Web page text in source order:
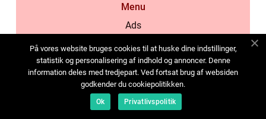
Menu
Ads
Cookies
Contact
Sitemap
På vores website bruges cookies til at huske dine indstillinger,
statistik og personalisering af indhold og annoncer. Denne
information deles med tredjepart. Ved fortsat brug af websiden
godkender du cookiepolitikken.
Ok Privatlivspolitik